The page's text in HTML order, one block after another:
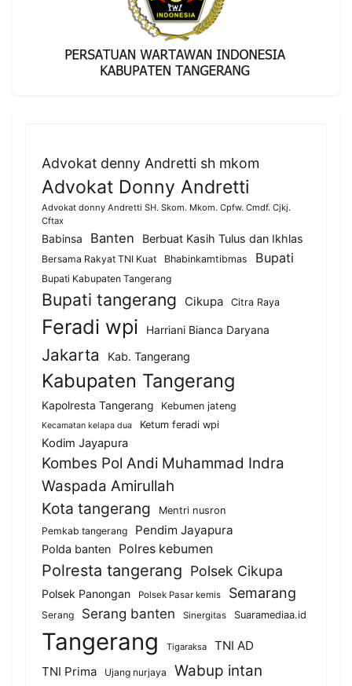
Advokat denny Andretti sh mkom
Advokat Donny Andretti
Advokat donny Andretti SH. Skom. Mkom. Cpfw. Cmdf. Cjkj.
Cftax
Babinsa Banten Berbuat Kasih Tulus dan Ikhlas
Bersama Rakyat TNI Kuat Bhabinkamtibmas Bupati
Bupati Kabupaten Tangerang
Bupati tangerang Cikupa Citra Raya
Feradi wpi Harriani Bianca Daryana
Jakarta Kab. Tangerang
Kabupaten Tangerang
Kapolresta Tangerang Kebumen jateng
Kecamatan kelapa dua Ketum feradi wpi
Kodim Jayapura
Kombes Pol Andi Muhammad Indra
Waspada Amirullah
Kota tangerang
Mentri nusron
Pemkab tangerang
Pendim Jayapura
Polda banten Polres kebumen
Polresta tangerang Polsek Cikupa
Polsek Panongan Polsek Pasar kemis Semarang
Serang Serang banten Sinergitas Suaramediaa.id
Tangerang Tigaraksa
TNI AD
TNI Prima
Ujang nurjaya Wabup intan